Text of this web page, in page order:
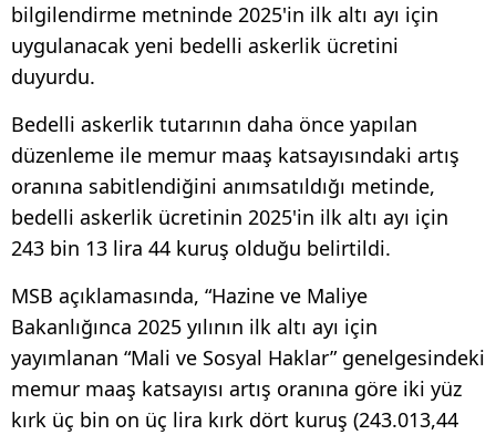
bilgilendirme metninde 2025'in ilk altı ayı için
uygulanacak yeni bedelli askerlik ücretini
duyurdu.
Bedelli askerlik tutarının daha önce yapılan
düzenleme ile memur maaş katsayısındaki artış
oranına sabitlendiğini anımsatıldığı metinde,
bedelli askerlik ücretinin 2025'in ilk altı ayı için
243 bin 13 lira 44 kuruş olduğu belirtildi.
MSB açıklamasında, “Hazine ve Maliye
Bakanlığınca 2025 yılının ilk altı ayı için
yayımlanan “Mali ve Sosyal Haklar” genelgesindeki
memur maaş katsayısı artış oranına göre iki yüz
kırk üç bin on üç lira kırk dört kuruş (243.013,44